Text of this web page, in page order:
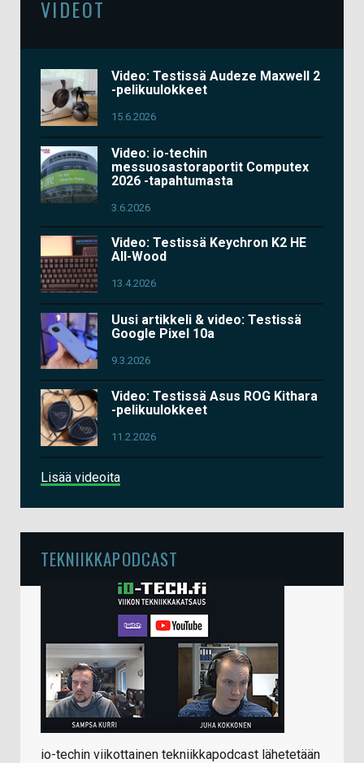
VIDEOT
Video: Testissä Audeze Maxwell 2
-pelikuulokkeet
15.6.2026
Video: io-techin
messuosastoraportit Computex
2026 -tapahtumasta
3.6.2026
Video: Testissä Keychron K2 HE
All-Wood
13.4.2026
Uusi artikkeli & video: Testissä
Google Pixel 10a
9.3.2026
Video: Testissä Asus ROG Kithara
-pelikuulokkeet
11.2.2026
Lisää videoita
TEKNIIKKAPODCAST
io-techin viikottainen tekniikkapodcast lähetetään